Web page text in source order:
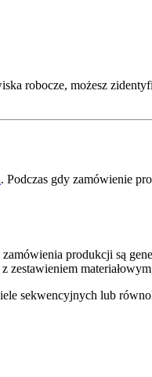
robocze, możesz
. Podczas gdy zamówienie
produkcji są
sekwencyjnych lub